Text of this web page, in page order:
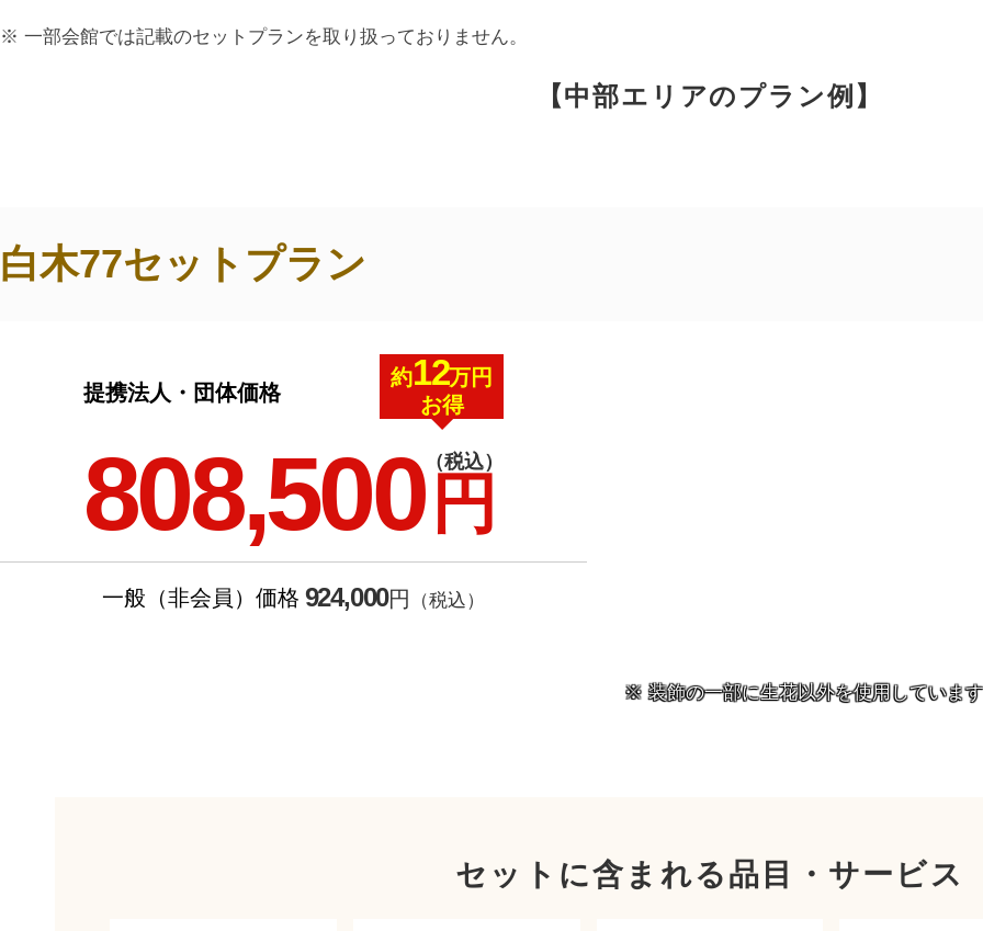
一部会館では記載のセットプランを取り扱っておりません。
【中部エリアのプラン例】
白木77セットプラン
提携法人・団体価格
808,500 円
（税込）
約12万円
お得
一般（非会員）価格 924,000円 （税込）
装飾の一部に生花以外を使用していま
セットに含まれる品目・サービス